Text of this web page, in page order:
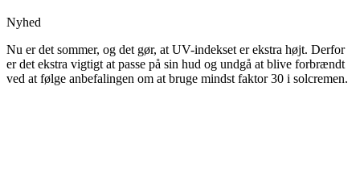
Nyhed
Nu er det sommer, og det gør, at UV-indekset er ekstra højt. Derfor
er det ekstra vigtigt at passe på sin hud og undgå at blive forbrændt
ved at følge anbefalingen om at bruge mindst faktor 30 i solcremen.